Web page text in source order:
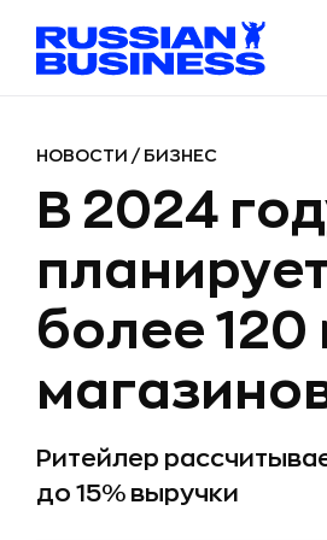
НОВОСТИ / БИЗНЕС
В 2024
более
Ритейлер
до 15% выручки